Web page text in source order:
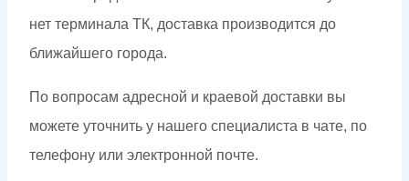
нет терминала ТК, доставка производится до
ближайшего города.
По вопросам адресной и краевой доставки вы
можете уточнить у нашего специалиста в чате, по
телефону или электронной почте.